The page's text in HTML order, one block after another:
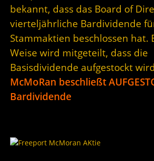
bekannt, dass das Board of
vierteljährliche Bardividende
Stammaktien beschlossen hat.
Weise wird mitgeteilt, dass die
Basisdividende aufgestockt
McMoRan beschließt
Bardividende